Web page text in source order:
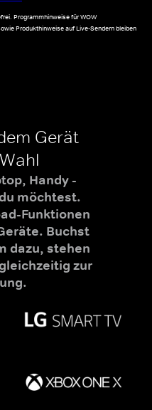
Programmhinweise für WOW
Produkthinweise auf Live-Sendern bleiben
Gerät
Handy -
möchtest.
Funktionen
Buchst
dazu, stehen
zur